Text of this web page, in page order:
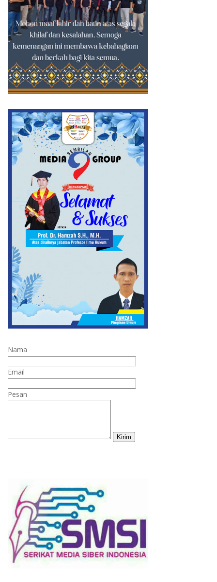
Nama
Email
Pesan